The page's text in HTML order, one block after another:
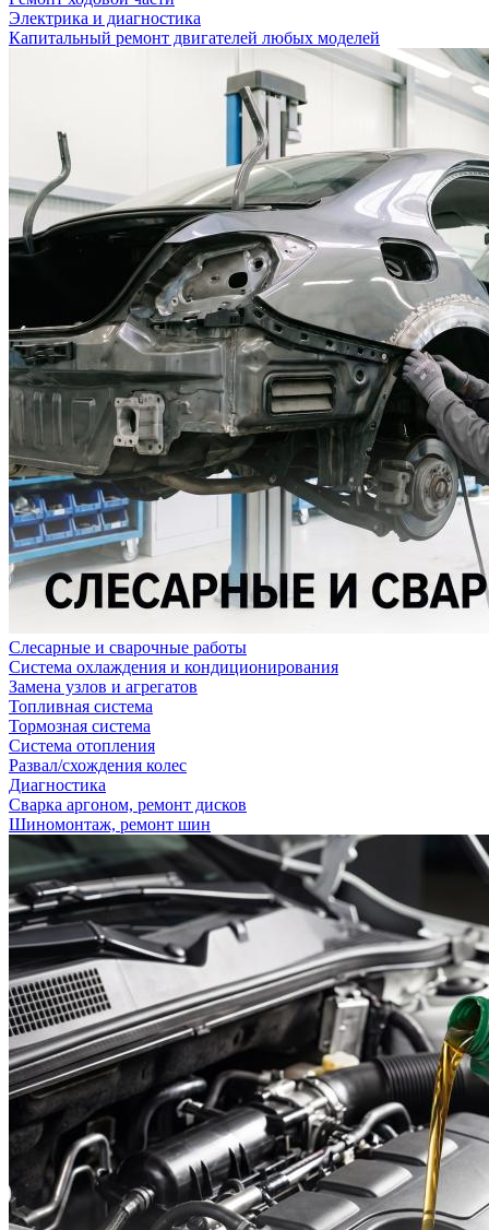
Электрика и диагностика
Капитальный ремонт двигателей любых моделей
Слесарные и сварочные работы
Система охлаждения и кондиционирования
Замена узлов и агрегатов
Топливная система
Тормозная система
Система отопления
Развал/схождения колес
Диагностика
Сварка аргоном, ремонт дисков
Шиномонтаж, ремонт шин